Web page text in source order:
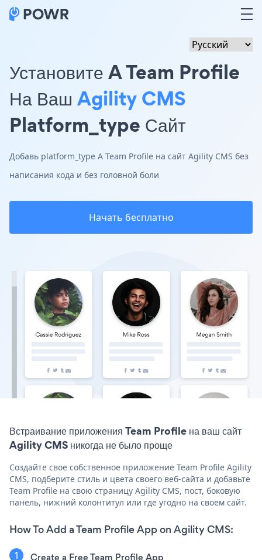
Установите A Team Profile
На Ваш Agility CMS
Platform_type Сайт
Добавь platform_type A Team Profile на сайт Agility CMS без
написания кода и без головной боли
Начать бесплатно
Встраивание приложения Team Profile на ваш сайт
Agility CMS никогда не было проще
Создайте свое собственное приложение Team Profile Agility
CMS, подберите стиль и цвета своего веб-сайта и добавьте
Team Profile на свою страницу Agility CMS, пост, боковую
панель, нижний колонтитул или где угодно на своем сайт.
How To Add a Team Profile App on Agility CMS: